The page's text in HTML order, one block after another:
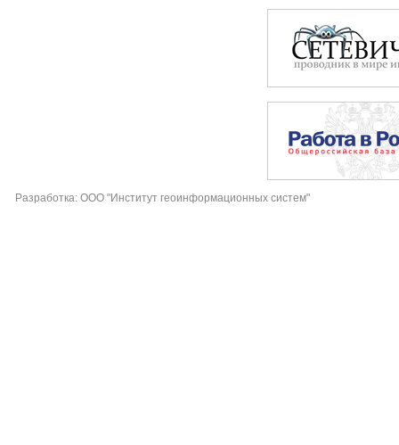
Разработка: ООО "Институт геоинформационных систем"